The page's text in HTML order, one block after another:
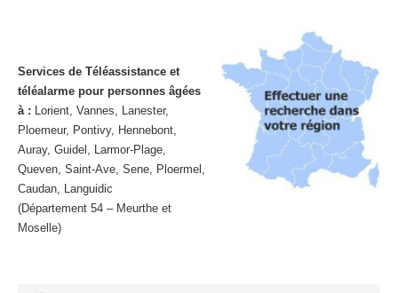
Services de Téléassistance et
téléalarme pour personnes âgées
à : Lorient, Vannes, Lanester,
Ploemeur, Pontivy, Hennebont,
Auray, Guidel, Larmor-Plage,
Queven, Saint-Ave, Sene, Ploermel,
Caudan, Languidic
(Département 54 – Meurthe et
Moselle)